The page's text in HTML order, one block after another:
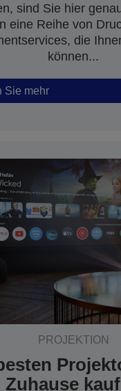
sind Sie hier
eine Reihe von
die
können...
Sie mehr
PROJEKTION
Zuhause